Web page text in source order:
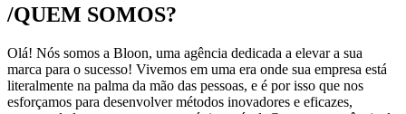
/QUEM SOMOS?
Olá! Nós somos a Bloon, uma agência dedicada a elevar a sua
marca para o sucesso! Vivemos em uma era onde sua empresa está
literalmente na palma da mão das pessoas, e é por isso que nos
esforçamos para desenvolver métodos inovadores e eficazes,